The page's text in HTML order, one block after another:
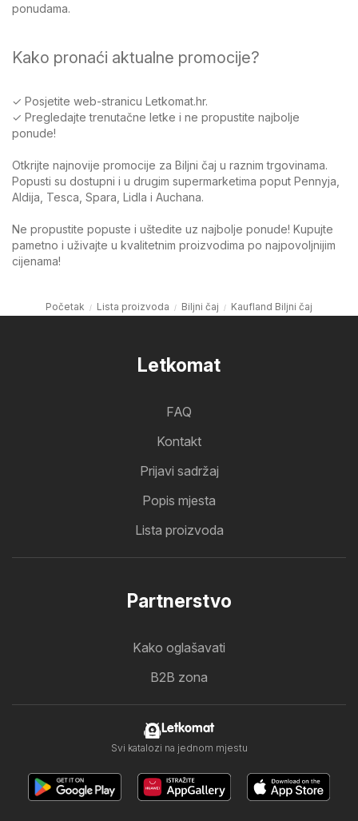
ponudama.
Kako pronaći aktualne promocije?
✓ Posjetite web-stranicu Letkomat.hr.
✓ Pregledajte trenutačne letke i ne propustite najbolje
ponude!
Otkrijte najnovije promocije za Biljni čaj u raznim trgovinama.
Popusti su dostupni i u drugim supermarketima poput Pennyja,
Aldija, Tesca, Spara, Lidla i Auchana.
Ne propustite popuste i uštedite uz najbolje ponude! Kupujte
pametno i uživajte u kvalitetnim proizvodima po najpovoljnijim
cijenama!
Početak Lista proizvoda Biljni čaj Kaufland Biljni čaj
Letkomat
FAQ
Kontakt
Prijavi sadržaj
Popis mjesta
Lista proizvoda
Partnerstvo
Kako oglašavati
B2B zona
Letkomat
Svi katalozi na jednom mjestu